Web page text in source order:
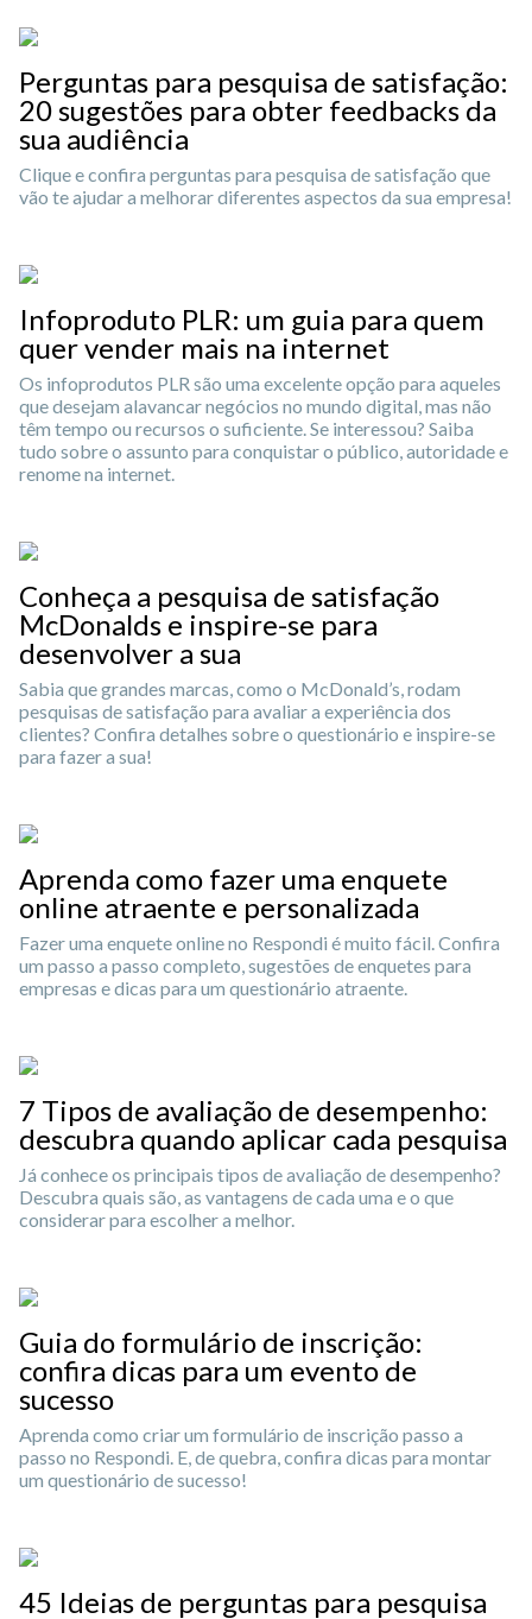
Perguntas para pesquisa de satisfação:
20 sugestões para obter feedbacks da
sua audiência
Clique e confira perguntas para pesquisa de satisfação que
vão te ajudar a melhorar diferentes aspectos da sua empresa!
Infoproduto PLR: um guia para quem
quer vender mais na internet
Os infoprodutos PLR são uma excelente opção para aqueles
que desejam alavancar negócios no mundo digital, mas não
têm tempo ou recursos o suficiente. Se interessou? Saiba
tudo sobre o assunto para conquistar o público, autoridade e
renome na internet.
Conheça a pesquisa de satisfação
McDonalds e inspire-se para
desenvolver a sua
Sabia que grandes marcas, como o McDonald’s, rodam
pesquisas de satisfação para avaliar a experiência dos
clientes? Confira detalhes sobre o questionário e inspire-se
para fazer a sua!
Aprenda como fazer uma enquete
online atraente e personalizada
Fazer uma enquete online no Respondi é muito fácil. Confira
um passo a passo completo, sugestões de enquetes para
empresas e dicas para um questionário atraente.
7 Tipos de avaliação de desempenho:
descubra quando aplicar cada pesquisa
Já conhece os principais tipos de avaliação de desempenho?
Descubra quais são, as vantagens de cada uma e o que
considerar para escolher a melhor.
Guia do formulário de inscrição:
confira dicas para um evento de
sucesso
Aprenda como criar um formulário de inscrição passo a
passo no Respondi. E, de quebra, confira dicas para montar
um questionário de sucesso!
45 Ideias de perguntas para pesquisa